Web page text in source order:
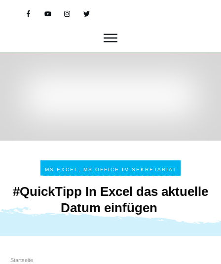
MS EXCEL MS-OFFICE IM SEKRETARIAT
#QuickTipp In Excel das aktuelle
Datum einfügen
Startseite